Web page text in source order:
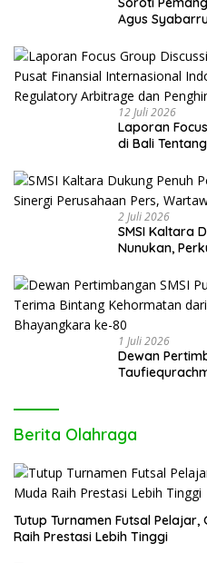
Agus
12 Juli 2026
Laporan
di Bali
Arbitrage dan
2 Juli 2026
SMSI Kaltara
Nunukan,
1 Juli 2026
Dewan
Berita Olahraga
Tutup Turnamen Futsal
Raih Prestasi Lebih Tinggi